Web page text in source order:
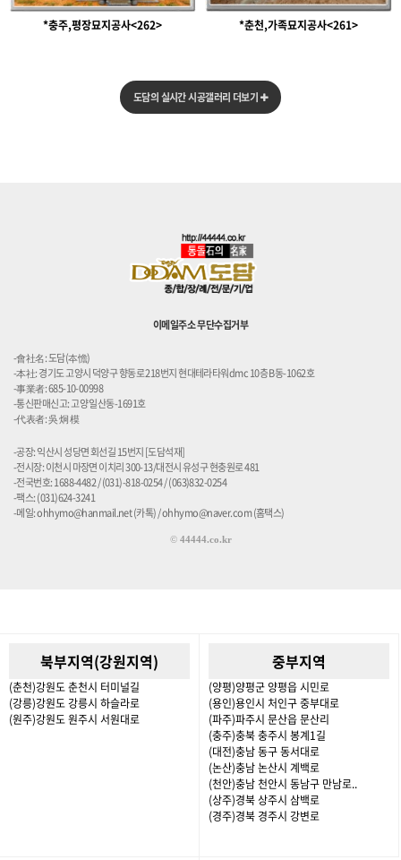
*충주,평장묘지공사<262> *춘천,가족묘지공사<261>
도담의 실시간 시공갤러리 더보기
이메일주소 무단수집거부
-會社名: 도담(夲憺)
-本社: 경기도 고양시 덕양구 향동로 218번지 현대테라타워dmc 10층 B동-1062호
-事業者: 685-10-00998
-통신판매신고: 고양 일산동-1691호
-代表者: 吳 炯 模
-공장: 익산시 성당면 회선길 15번지 [도담석재]
-전시장: 이천시 마장면 이치리 300-13/대전시 유성구 현충원로 481
-전국번호: 1688-4482 / (031)-818-0254 / (063)832-0254
-팩스: (031)624-3241
-메일: ohhymo@hanmail.net (카톡) / ohhymo@naver.com (홈택스)
© 44444.co.kr
북부지역(강원지역)
(춘천)강원도 춘천시 터미널길
(강릉)강원도 강릉시 하슬라로
(원주)강원도 원주시 서원대로
중부지역
(양평)양평군 양평읍 시민로
(용인)용인시 처인구 중부대로
(파주)파주시 문산읍 문산리
(충주)충북 충주시 봉계1길
(대전)충남 동구 동서대로
(논산)충남 논산시 계백로
(천안)충남 천안시 동남구 만남로..
(상주)경북 상주시 삼백로
(경주)경북 경주시 강변로